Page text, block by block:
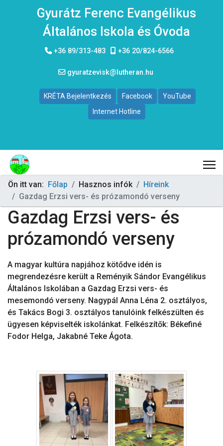
Gyurátz Ferenc Evangélikus
Általános Iskola és Óvoda
+36 89/313-483 +36 20/824-6566
gyuratzevisk@lutheran.hu
KRÉTA Bejelentkezés Facebook
YouTube
Internet Hotline
Ön itt van: Főlap Hasznos infók
Híreink
Gazdag Erzsi vers- és prózamondó verseny
Gazdag Erzsi vers- és
prózamondó verseny
A magyar kultúra napjához kötődve idén is
megrendezésre került a Reményik Sándor Evangélikus
Általános Iskolában a Gazdag Erzsi vers- és
mesemondó verseny. Nagypál Anna Léna 2. osztályos,
és Takács Bogi 3. osztályos tanulóink felkészülten és
ügyesen képviselték iskolánkat. Felkészítők: Békefiné
Fodor Helga, Jakabné Teke Ágota.